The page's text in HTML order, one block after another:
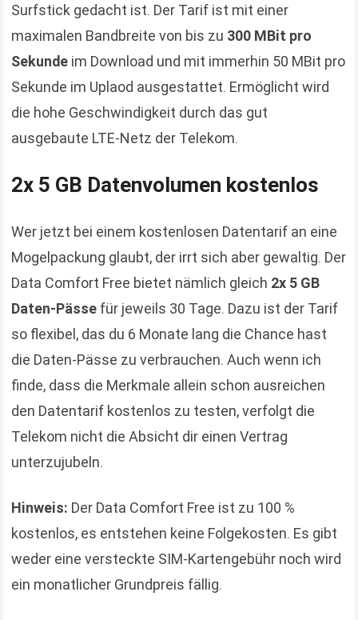
Surfstick gedacht ist. Der Tarif ist mit einer
maximalen Bandbreite von bis zu 300 MBit pro
Sekunde im Download und mit immerhin 50 MBit pro
Sekunde im Uplaod ausgestattet. Ermöglicht wird
die hohe Geschwindigkeit durch das gut
ausgebaute LTE-Netz der Telekom.
2x 5 GB Datenvolumen kostenlos
Wer jetzt bei einem kostenlosen Datentarif an eine
Mogelpackung glaubt, der irrt sich aber gewaltig. Der
Data Comfort Free bietet nämlich gleich 2x 5 GB
Daten-Pässe für jeweils 30 Tage. Dazu ist der Tarif
so flexibel, das du 6 Monate lang die Chance hast
die Daten-Pässe zu verbrauchen. Auch wenn ich
finde, dass die Merkmale allein schon ausreichen
den Datentarif kostenlos zu testen, verfolgt die
Telekom nicht die Absicht dir einen Vertrag
unterzujubeln.
Hinweis: Der Data Comfort Free ist zu 100 %
kostenlos, es entstehen keine Folgekosten. Es gibt
weder eine versteckte SIM-Kartengebühr noch wird
ein monatlicher Grundpreis fällig.